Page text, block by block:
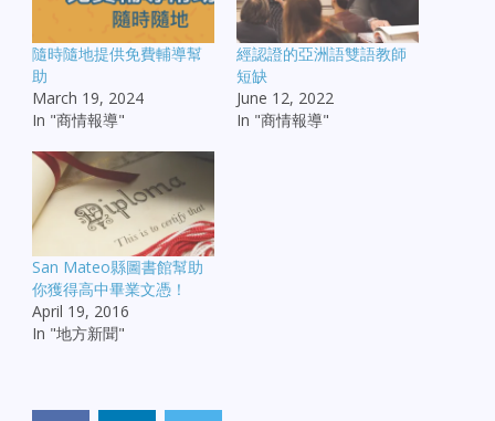
隨時隨地提供免費輔導幫
助
March 19, 2024
In "商情報導"
經認證的亞洲語雙語教師
短缺
June 12, 2022
In "商情報導"
San Mateo縣圖書館幫助
你獲得高中畢業文憑！
April 19, 2016
In "地方新聞"